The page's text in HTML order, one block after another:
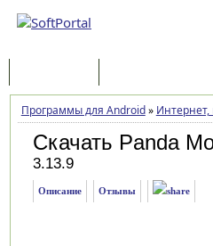
Программы для Android»
Скачать Panda
3.13.9
Описание Отзывы